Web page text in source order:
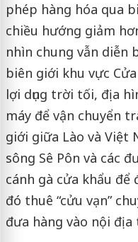
phép hàng hóa qua
chiều hướng giảm
nhìn chung vẫn diễn
biên giới khu vực
lợi dụng trời tối, địa
máy để vận chuyển
giới giữa Lào và Việt
sông Sê Pôn và các
cánh gà cửa khẩu để
đó thuê “cửu vạn”
đưa hàng vào nội địa